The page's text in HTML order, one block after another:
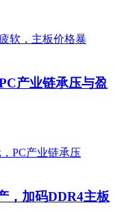
产业链承压与盈
，加码DDR4主板